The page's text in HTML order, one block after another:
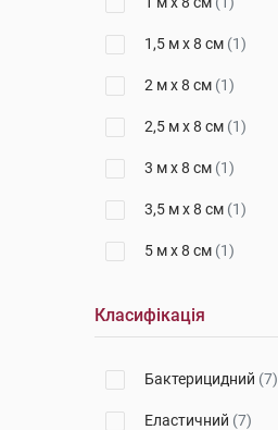
1,5 м х 8 см (1)
2 м х 8 см (1)
2,5 м х 8 см (1)
3 м х 8 см (1)
3,5 м х 8 см (1)
5 м х 8 см (1)
Класифікація
Бактерицидний (7)
Еластичний (7)